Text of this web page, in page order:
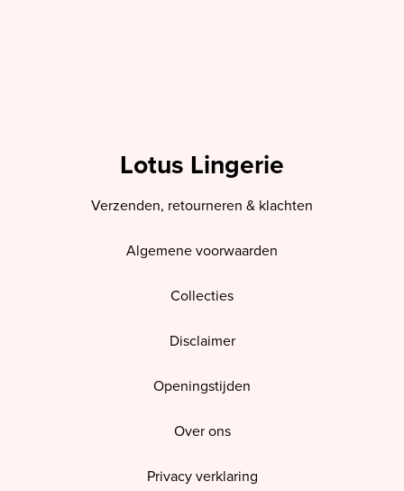
Lotus Lingerie
Verzenden, retourneren & klachten
Algemene voorwaarden
Collecties
Disclaimer
Openingstijden
Over ons
Privacy verklaring